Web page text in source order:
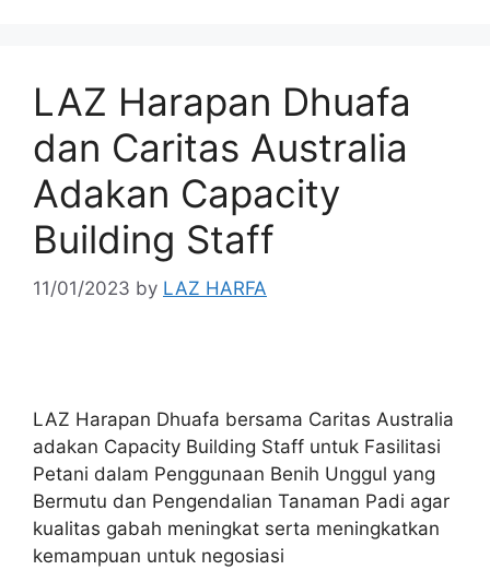
LAZ Harapan Dhuafa
dan Caritas Australia
Adakan Capacity
Building Staff
11/01/2023 by LAZ HARFA
LAZ Harapan Dhuafa bersama Caritas Australia
adakan Capacity Building Staff untuk Fasilitasi
Petani dalam Penggunaan Benih Unggul yang
Bermutu dan Pengendalian Tanaman Padi agar
kualitas gabah meningkat serta meningkatkan
kemampuan untuk negosiasi